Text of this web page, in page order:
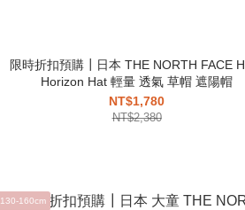
限時折扣預購┃日本 THE NORTH FACE
Horizon Hat 輕量 透氣 草帽 遮陽帽
NT$1,780
NT$2,380
130-160cm